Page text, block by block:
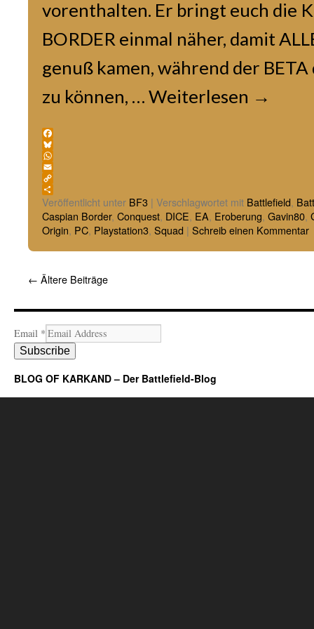
vorenthalten. Er bringt euch die
BORDER einmal näher, damit
genuß kamen, während der
zu können, …Weiterlesen →
Facebook
Bluesky
WhatsApp
Email
Copy
Link
Teilen
Veröffentlicht unter BF3 | Verschlagwortet mit Battlefield,
Caspian Border, Conquest, DICE, EA, Eroberung, Gavin80,
Origin, PC, Playstation3, Squad | Schreib einen Kommentar
← Ältere Beiträge
Email *
Subscribe
BLOG OF KARKAND – Der Battlefield-Blog